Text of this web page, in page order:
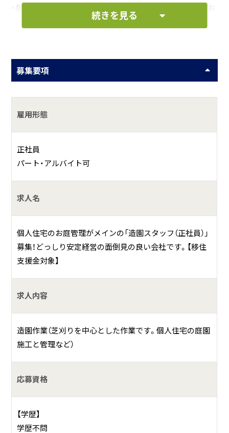
・樹木の剪定・薬剤散布等のメンテナンスサービス・資材のお
ています。
芝刈り・花壇の手入れ・庭木の剪定等
何をしている会社？
「Woodyland ハヤシ」は千葉県鴨川市（旧天津小湊町）にある
の庭園施工と管理など、格安施工でなく、こだわりの高水準・
高品質な施工をおこなっております。
リピーター続出の万全のアフターケア！（施工後からが本当
のお付き合いだと考えています）
・一般住宅のお庭づくり
・芝刈・草刈
・芝貼り・目土
・植栽、薬剤散布
・ウッドデッキ製作
続きを見る
募集要項
雇用形態
正社員
パート・アルバイト可
求人名
個人住宅のお庭管理がメインの「造園スタッフ（正社員）」
募集！どっしり安定経営の面倒見の良い会社です。【移住
支援金対象】
求人内容
造園作業（芝刈りを中心とした作業です。個人住宅の庭園
施工と管理など）
応募資格
【学歴】
学歴不問